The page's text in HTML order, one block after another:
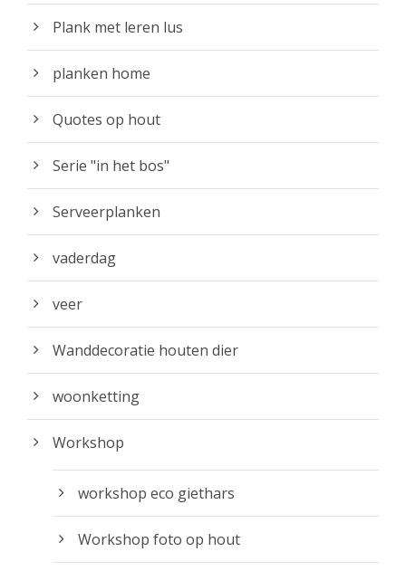
Plank met leren lus
planken home
Quotes op hout
Serie "in het bos"
Serveerplanken
vaderdag
veer
Wanddecoratie houten dier
woonketting
Workshop
workshop eco giethars
Workshop foto op hout